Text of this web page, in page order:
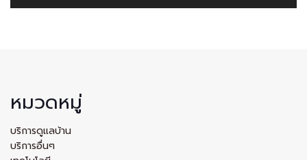
หมวดหมู่
บริการดูแลบ้าน
บริการอื่นๆ